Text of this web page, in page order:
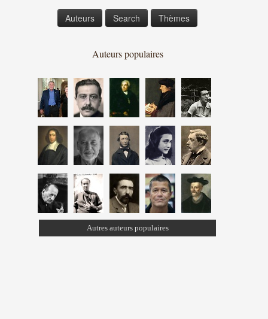
Auteurs Search Thèmes
Auteurs populaires
Autres auteurs populaires